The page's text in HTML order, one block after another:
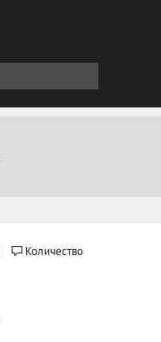
Количество